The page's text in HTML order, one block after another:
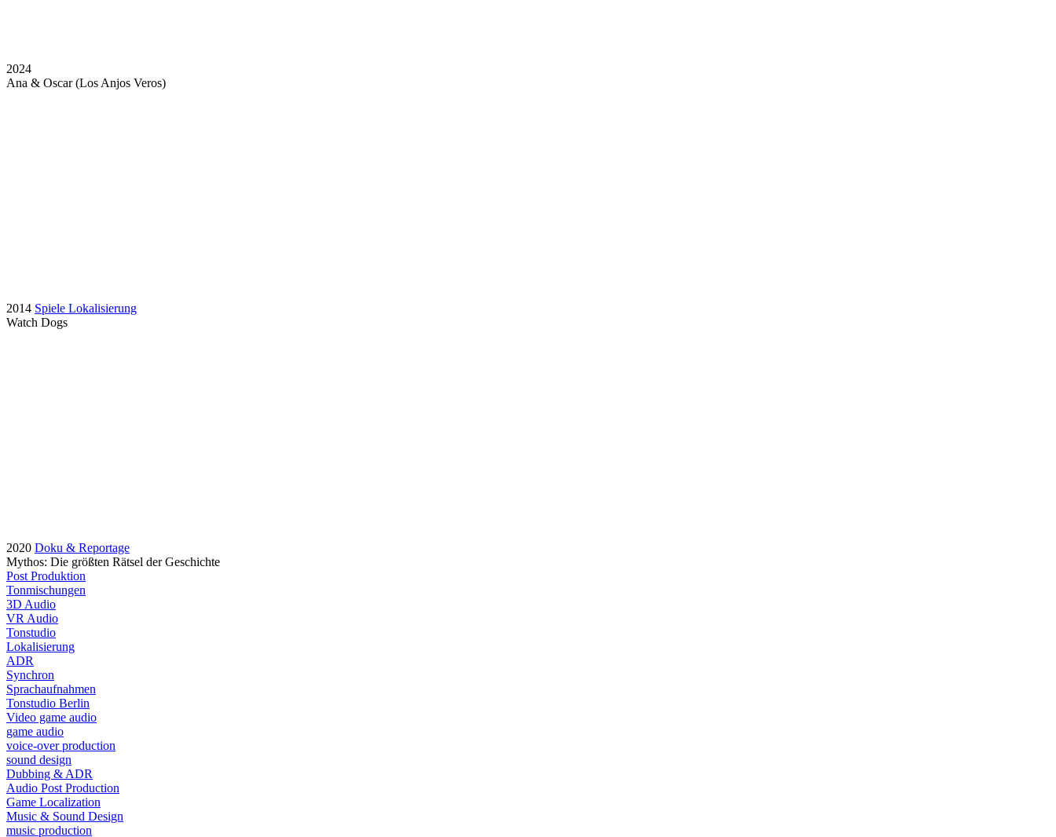
2024
Ana & Oscar (Los Anjos Veros)
2014 Spiele Lokalisierung
Watch Dogs
2020 Doku & Reportage
Mythos: Die größten Rätsel der Geschichte
Post Produktion
Tonmischungen
3D Audio
VR Audio
Tonstudio
Lokalisierung
ADR
Synchron
Sprachaufnahmen
Tonstudio Berlin
Video game audio
game audio
voice-over production
sound design
Dubbing & ADR
Audio Post Production
Game Localization
Music & Sound Design
music production